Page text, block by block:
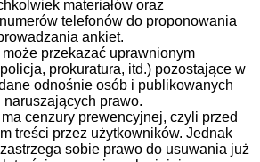
materiałów oraz
telefonów do proponowania
ankiet.
przekazać uprawnionym
prokuratura, itd.) pozostające w
odnośnie osób i publikowanych
naruszających prawo.
cenzury prewencyjnej, czyli przed
treści przez użytkowników. Jednak
sobie prawo do usuwania już